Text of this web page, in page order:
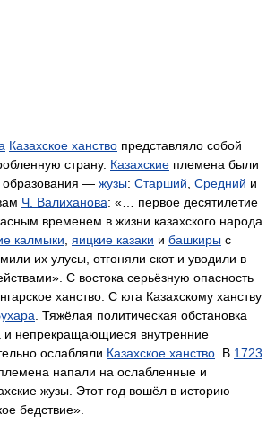
Казахское ханство представляло собой
страну. Казахские племена были
— жузы: Старший Средний и
Ч. Валиханова: «… первое десятилетие
временем в жизни казахского народа.
калмыки яицкие казаки и башкиры с
их улусы, отгоняли скот и уводили в
С востока серьёзную опасность
ханство. С юга Казахскому ханству
. Тяжёлая политическая обстановка
и непрекращающиеся внутренние
ослабляли Казахское ханство . В 1723
напали на ослабленные и
жузы. Этот год вошёл в историю
бедствие».